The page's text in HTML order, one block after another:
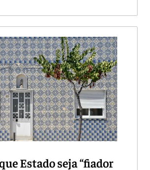
Estado seja “fiador